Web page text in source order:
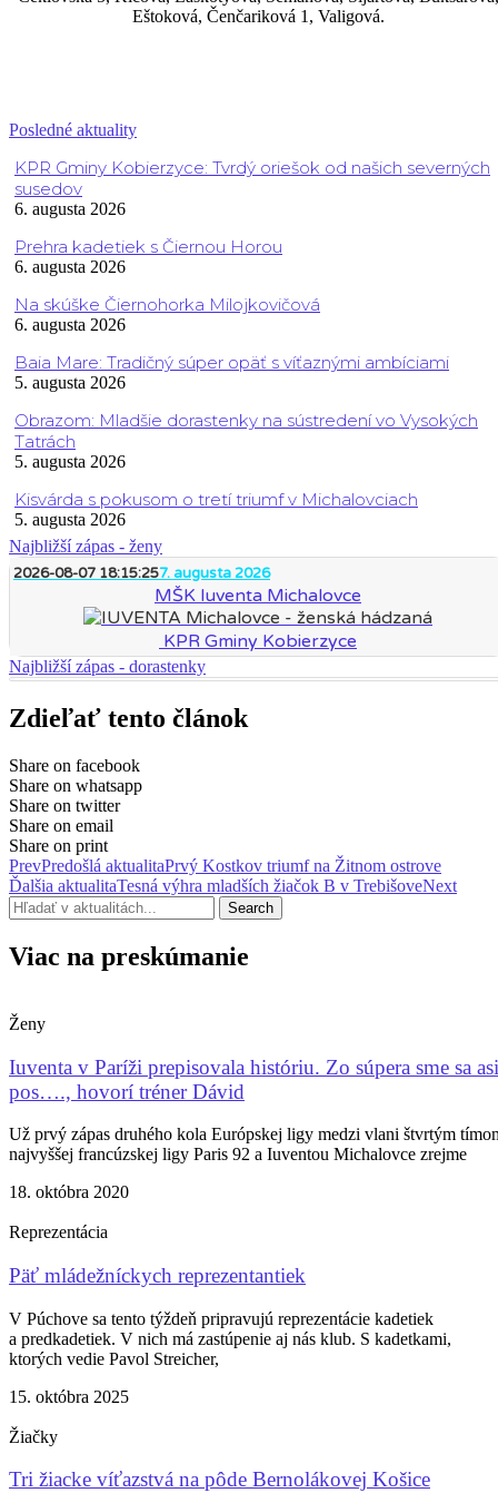
Eštoková, Čenčariková 1, Valigová.
Posledné aktuality
KPR Gminy Kobierzyce: Tvrdý oriešok od našich severných
susedov
6. augusta 2026
Prehra kadetiek s Čiernou Horou
6. augusta 2026
Na skúške Čiernohorka Milojkovičová
6. augusta 2026
Baia Mare: Tradičný súper opäť s víťaznými ambíciami
5. augusta 2026
Obrazom: Mladšie dorastenky na sústredení vo Vysokých
Tatrách
5. augusta 2026
Kisvárda s pokusom o tretí triumf v Michalovciach
5. augusta 2026
Najbližší zápas - ženy
2026-08-07 18:15:257. augusta 2026
MŠK Iuventa Michalovce
KPR Gminy Kobierzyce
Najbližší zápas - dorastenky
Zdieľať tento článok
Share on facebook
Share on whatsapp
Share on twitter
Share on email
Share on print
PrevPredošlá aktualitaPrvý Kostkov triumf na Žitnom ostrove
Ďalšia aktualitaTesná výhra mladších žiačok B v TrebišoveNext
Search
Viac na preskúmanie
Ženy
Iuventa v Paríži prepisovala históriu. Zo súpera sme sa asi
pos…., hovorí tréner Dávid
Už prvý zápas druhého kola Európskej ligy medzi vlani štvrtým
najvyššej francúzskej ligy Paris 92 a Iuventou Michalovce zrejme
18. októbra 2020
Reprezentácia
Päť mládežníckych reprezentantiek
V Púchove sa tento týždeň pripravujú reprezentácie kadetiek
a predkadetiek. V nich má zastúpenie aj nás klub. S kadetkami,
ktorých vedie Pavol Streicher,
15. októbra 2025
Žiačky
Tri žiacke víťazstvá na pôde Bernolákovej Košice